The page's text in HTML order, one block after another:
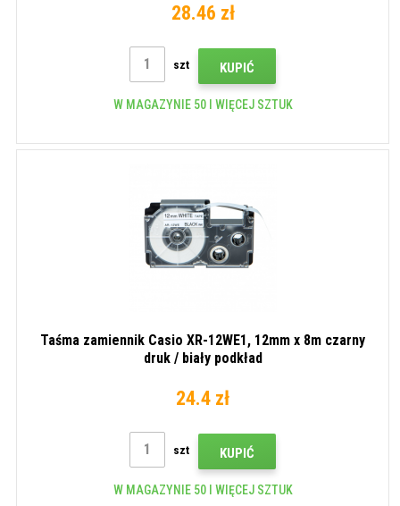
28.46 zł
szt KUPIĆ
W MAGAZYNIE 50 I WIĘCEJ SZTUK
Taśma zamiennik Casio XR-12WE1, 12mm x 8m czarny
druk / biały podkład
24.4 zł
szt KUPIĆ
W MAGAZYNIE 50 I WIĘCEJ SZTUK